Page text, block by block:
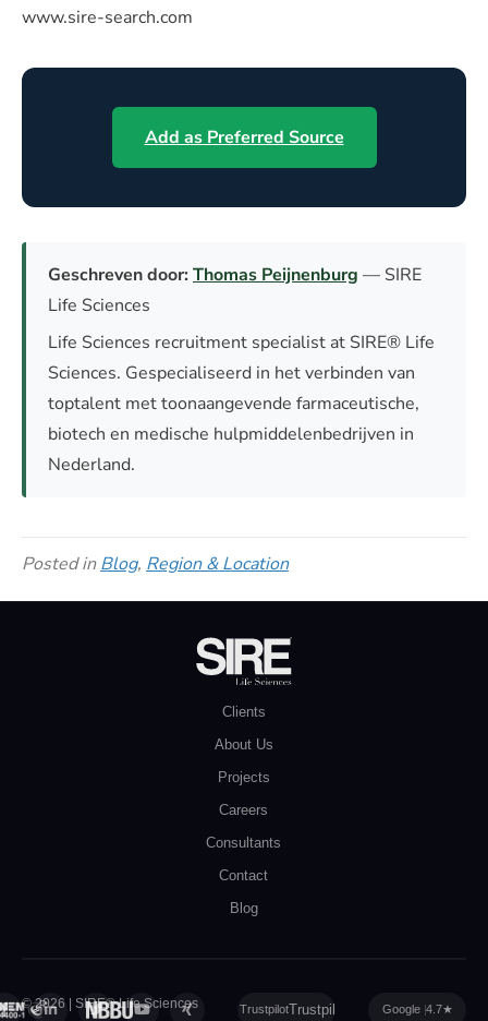
www.sire-search.com
Add as Preferred Source
Geschreven door: Thomas Peijnenburg — SIRE
Life Sciences
Life Sciences recruitment specialist at SIRE® Life
Sciences. Gespecialiseerd in het verbinden van
toptalent met toonaangevende farmaceutische,
biotech en medische hulpmiddelenbedrijven in
Nederland.
Posted inBlog, Region & Location
Clients
About Us
Projects
Careers
Consultants
Contact
Blog
© 2026 | SIRE® Life Sciences
Privacy Policy |Cookie Policy| Sitemap Trustpilot Google 4.7★